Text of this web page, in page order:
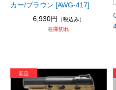
カー/ブラウン [AWG-417]
6,930円
（税込み）
在庫切れ